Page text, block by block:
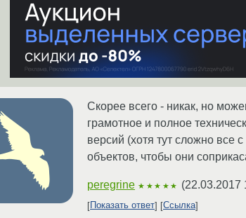
Скорее всего - никак, но
грамотное и полное
версий (хотя тут сложно все
объектов, чтобы они
peregrine ★★★★★ (22.03.2017
Показать ответ Ссылка